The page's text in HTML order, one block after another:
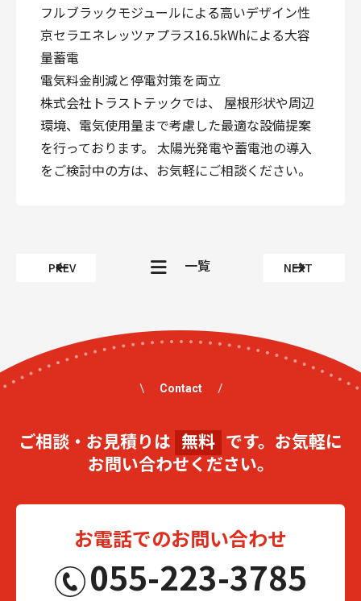
フルブラックモジュールによる高いデザイン性
京セラエネレッツァプラス16.5kWhによる大容
量蓄電
電気料金削減と停電対策を両立
株式会社トラストテックでは、 屋根形状や周辺
環境、電気使用量まで考慮した最適な設備提案
を行っております。 太陽光発電や蓄電池の導入
をご検討中の方は、お気軽にご相談ください。
PREV 一覧 NEXT
Contact
ご相談・お見積りは 無料 です。お気軽に
お問い合わせください。
お電話でのお問い合わせ
055-223-3785